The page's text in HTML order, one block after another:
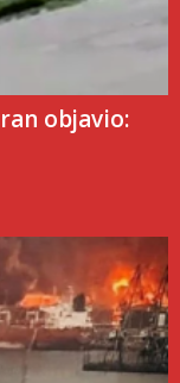
Iran objavio: